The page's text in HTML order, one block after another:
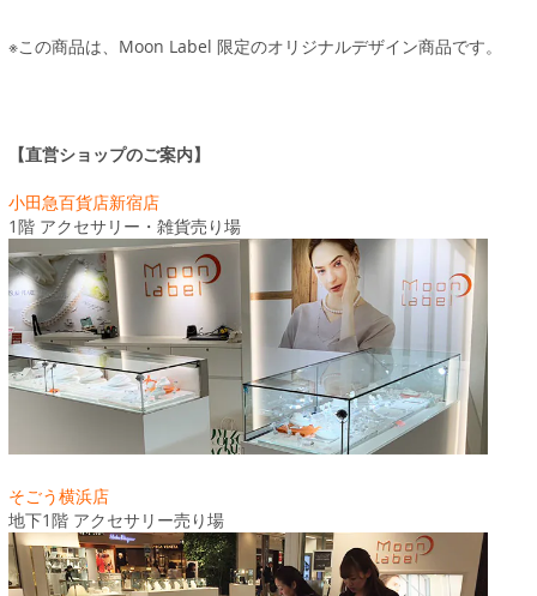
※この商品は、Moon Label 限定のオリジナルデザイン商品です。
【直営ショップのご案内】
小田急百貨店新宿店
1階 アクセサリー・雑貨売り場
そごう横浜店
地下1階 アクセサリー売り場